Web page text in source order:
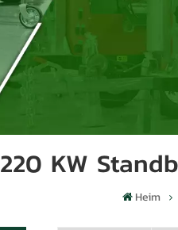
220 KW
Heim